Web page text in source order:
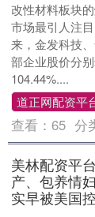
改性材料板块
市场最引人注
来，金发科技
部企业股价分别
104.44%....
道正网配资平
查看：65 分
美林配资平
产、包养情
实早被美国